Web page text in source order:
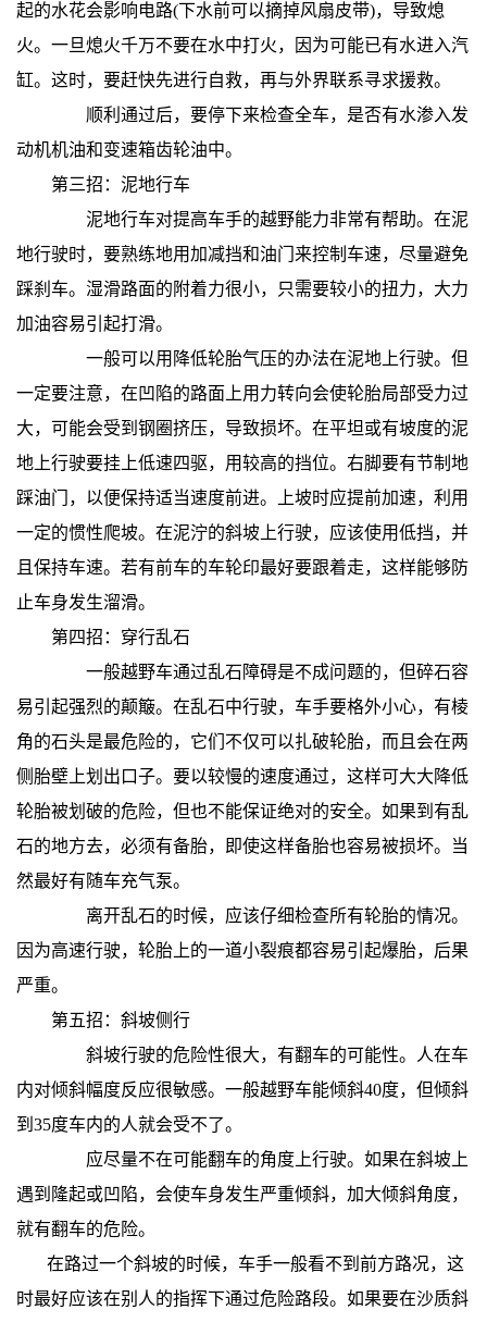
起的水花会影响电路(下水前可以摘掉风扇皮带)，导致熄
火。一旦熄火千万不要在水中打火，因为可能已有水进入汽
缸。这时，要赶快先进行自救，再与外界联系寻求援救。
顺利通过后，要停下来检查全车，是否有水渗入发
动机机油和变速箱齿轮油中。
第三招：泥地行车
泥地行车对提高车手的越野能力非常有帮助。在泥
地行驶时，要熟练地用加减挡和油门来控制车速，尽量避免
踩刹车。湿滑路面的附着力很小，只需要较小的扭力，大力
加油容易引起打滑。
一般可以用降低轮胎气压的办法在泥地上行驶。但
一定要注意，在凹陷的路面上用力转向会使轮胎局部受力过
大，可能会受到钢圈挤压，导致损坏。在平坦或有坡度的泥
地上行驶要挂上低速四驱，用较高的挡位。右脚要有节制地
踩油门，以便保持适当速度前进。上坡时应提前加速，利用
一定的惯性爬坡。在泥泞的斜坡上行驶，应该使用低挡，并
且保持车速。若有前车的车轮印最好要跟着走，这样能够防
止车身发生溜滑。
第四招：穿行乱石
一般越野车通过乱石障碍是不成问题的，但碎石容
易引起强烈的颠簸。在乱石中行驶，车手要格外小心，有棱
角的石头是最危险的，它们不仅可以扎破轮胎，而且会在两
侧胎壁上划出口子。要以较慢的速度通过，这样可大大降低
轮胎被划破的危险，但也不能保证绝对的安全。如果到有乱
石的地方去，必须有备胎，即使这样备胎也容易被损坏。当
然最好有随车充气泵。
离开乱石的时候，应该仔细检查所有轮胎的情况。
因为高速行驶，轮胎上的一道小裂痕都容易引起爆胎，后果
严重。
第五招：斜坡侧行
斜坡行驶的危险性很大，有翻车的可能性。人在车
内对倾斜幅度反应很敏感。一般越野车能倾斜40度，但倾斜
到35度车内的人就会受不了。
应尽量不在可能翻车的角度上行驶。如果在斜坡上
遇到隆起或凹陷，会使车身发生严重倾斜，加大倾斜角度，
就有翻车的危险。
在路过一个斜坡的时候，车手一般看不到前方路况，这
时最好应该在别人的指挥下通过危险路段。如果要在沙质斜